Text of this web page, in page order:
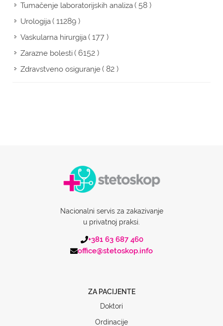
Tumačenje laboratorijskih analiza( 58 )
Urologija( 11289 )
Vaskularna hirurgija( 177 )
Zarazne bolesti( 6152 )
Zdravstveno osiguranje( 82 )
Nacionalni servis za zakazivanje
u privatnoj praksi.
+381 63 687 460
office@stetoskop.info
ZA PACIJENTE
Doktori
Ordinacije